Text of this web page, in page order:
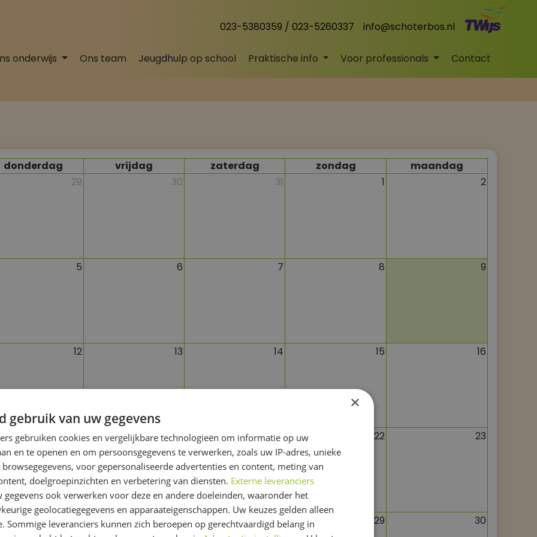
023-5380359 / 023-5260337 info@schoterbos.nl
onderwijs Ons team Jeugdhulp op school Praktische info Voor professionals Contact
donderdag vrijdag zaterdag zondag
maandag
29
30 31 1 2
5 6 7 8 9
12 13 14 15 16
19 20 21 22 23
26 27 28 29 30
×
gebruik van uw gegevens
gebruiken cookies en vergelijkbare technologieën om informatie op uw
en te openen en om persoonsgegevens te verwerken, zoals uw IP-adres, unieke
voor gepersonaliseerde advertenties en content, meting van
doelgroepinzichten en verbetering van diensten. Externe leveranciers
ook verwerken voor deze en andere doeleinden, waaronder het
geolocatiegegevens en apparaateigenschappen. Uw keuzes gelden alleen
Sommige leveranciers kunnen zich beroepen op gerechtvaardigd belang in